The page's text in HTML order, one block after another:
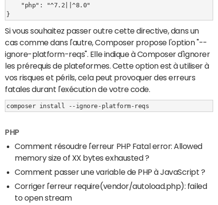
Si vous souhaitez passer outre cette directive, dans un
cas comme dans l'autre, Composer propose l'option "--
ignore-platform-reqs". Elle indique à Composer d'ignorer
les prérequis de plateformes. Cette option est à utiliser à
vos risques et périls, cela peut provoquer des erreurs
fatales durant l'exécution de votre code.
PHP
Comment résoudre l'erreur PHP Fatal error: Allowed
memory size of XX bytes exhausted ?
Comment passer une variable de PHP à JavaScript ?
Corriger l'erreur require(vendor/autoload.php): failed
to open stream